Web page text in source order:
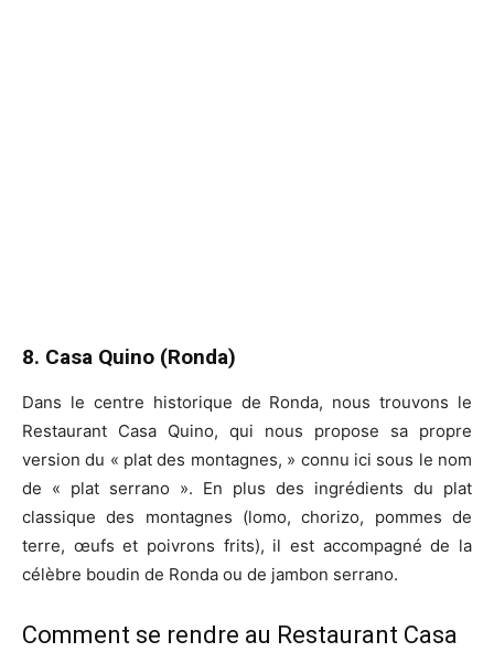
8. Casa Quino (Ronda)
Dans le centre historique de Ronda, nous trouvons le
Restaurant Casa Quino, qui nous propose sa propre
version du « plat des montagnes, » connu ici sous le nom
de « plat serrano ». En plus des ingrédients du plat
classique des montagnes (lomo, chorizo, pommes de
terre, œufs et poivrons frits), il est accompagné de la
célèbre boudin de Ronda ou de jambon serrano.
Comment se rendre au Restaurant Casa